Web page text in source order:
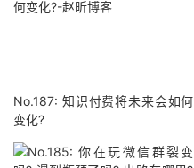
No.187: 知识付费将未来会如何
变化?